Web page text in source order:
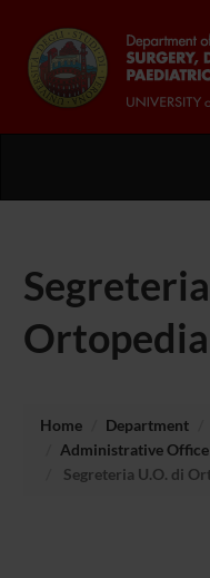
Ortopedia
Home Department
Administrative
Segreteria U.O. di